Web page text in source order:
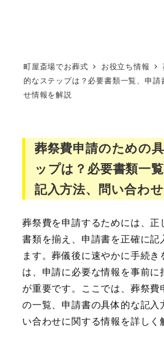
町屋斎場でお葬式 お役立ち情報
的なステップは？必要書類一覧、申請
せ情報を解説
葬祭費申請のための
ップは？必要書類一
記入方法、問い合わ
葬祭費を申請するためには、正
書類を揃え、申請書を正確に記
ます。葬儀後に速やかに手続き
は、申請に必要な情報を事前に
が重要です。ここでは、葬祭費
の一覧、申請書の具体的な記入
い合わせに関する情報を詳しく